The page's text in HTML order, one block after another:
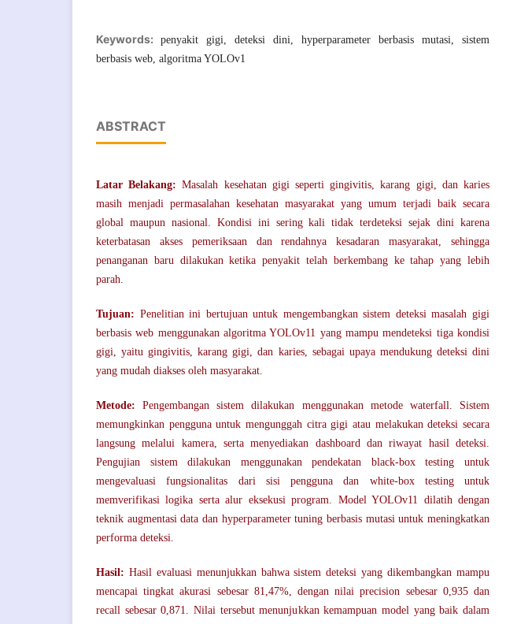
Keywords: penyakit gigi, deteksi dini, hyperparameter berbasis mutasi, sistem
berbasis web, algoritma YOLOv1
ABSTRACT
Latar Belakang: Masalah kesehatan gigi seperti gingivitis, karang gigi, dan karies
masih menjadi permasalahan kesehatan masyarakat yang umum terjadi baik secara
global maupun nasional. Kondisi ini sering kali tidak terdeteksi sejak dini karena
keterbatasan akses pemeriksaan dan rendahnya kesadaran masyarakat, sehingga
penanganan baru dilakukan ketika penyakit telah berkembang ke tahap yang lebih
parah.
Tujuan: Penelitian ini bertujuan untuk mengembangkan sistem deteksi masalah gigi
berbasis web menggunakan algoritma YOLOv11 yang mampu mendeteksi tiga kondisi
gigi, yaitu gingivitis, karang gigi, dan karies, sebagai upaya mendukung deteksi dini
yang mudah diakses oleh masyarakat.
Metode:Pengembangan sistem dilakukan menggunakan metode waterfall. Sistem
memungkinkan pengguna untuk mengunggah citra gigi atau melakukan deteksi secara
langsung melalui kamera, serta menyediakan dashboard dan riwayat hasil deteksi.
Pengujian sistem dilakukan menggunakan pendekatan black-box testing untuk
mengevaluasi fungsionalitas dari sisi pengguna dan white-box testing untuk
memverifikasi logika serta alur eksekusi program. Model YOLOv11 dilatih dengan
teknik augmentasi data dan hyperparameter tuning berbasis mutasi untuk meningkatkan
performa deteksi.
Hasil: Hasil evaluasi menunjukkan bahwa sistem deteksi yang dikembangkan mampu
mencapai tingkat akurasi sebesar 81,47%, dengan nilai precision sebesar 0,935 dan
recall sebesar 0,871. Nilai tersebut menunjukkan kemampuan model yang baik dalam